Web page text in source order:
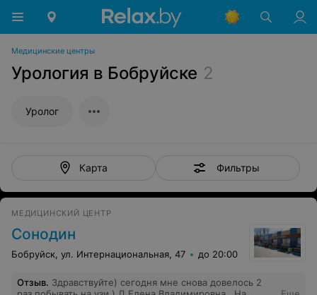
Медицинские центры
Урология в Бобруйске 2
Уролог
Карта Фильтры
МЕДИЦИНСКИЙ ЦЕНТР
Сонодин
Бобруйск, ул. Интернациональная, 47 до 20:00
Отзыв. Здравствуйте) сегодня мне снова довелось 2